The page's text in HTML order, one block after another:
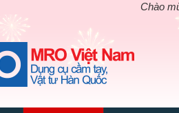
Chào mừng ngày